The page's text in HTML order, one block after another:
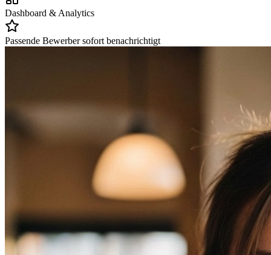
Dashboard & Analytics
Passende Bewerber sofort benachrichtigt